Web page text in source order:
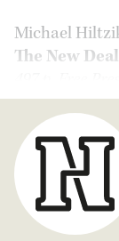
Michael
The New